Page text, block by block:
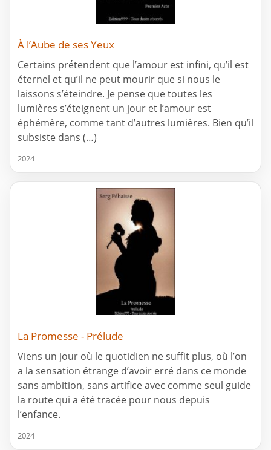
À l’Aube de ses Yeux
Certains prétendent que l’amour est infini, qu’il est
éternel et qu’il ne peut mourir que si nous le
laissons s’éteindre. Je pense que toutes les
lumières s’éteignent un jour et l’amour est
éphémère, comme tant d’autres lumières. Bien qu’il
subsiste dans (…)
2024
La Promesse - Prélude
Viens un jour où le quotidien ne suffit plus, où l’on
a la sensation étrange d’avoir erré dans ce monde
sans ambition, sans artifice avec comme seul guide
la route qui a été tracée pour nous depuis
l’enfance.
2024